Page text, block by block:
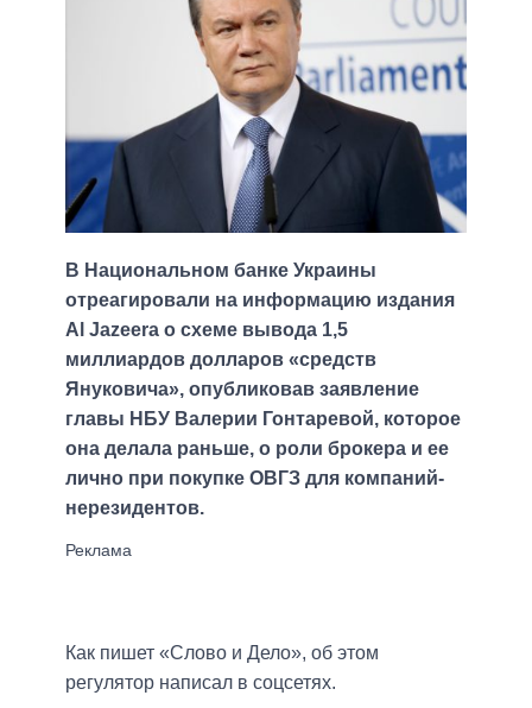
В Национальном банке Украины
отреагировали на информацию издания
Al Jazeera о схеме вывода 1,5
миллиардов долларов «средств
Януковича», опубликовав заявление
главы НБУ Валерии Гонтаревой, которое
она делала раньше, о роли брокера и ее
лично при покупке ОВГЗ для компаний-
нерезидентов.
Как пишет «Слово и Дело», об этом
регулятор написал в соцсетях.